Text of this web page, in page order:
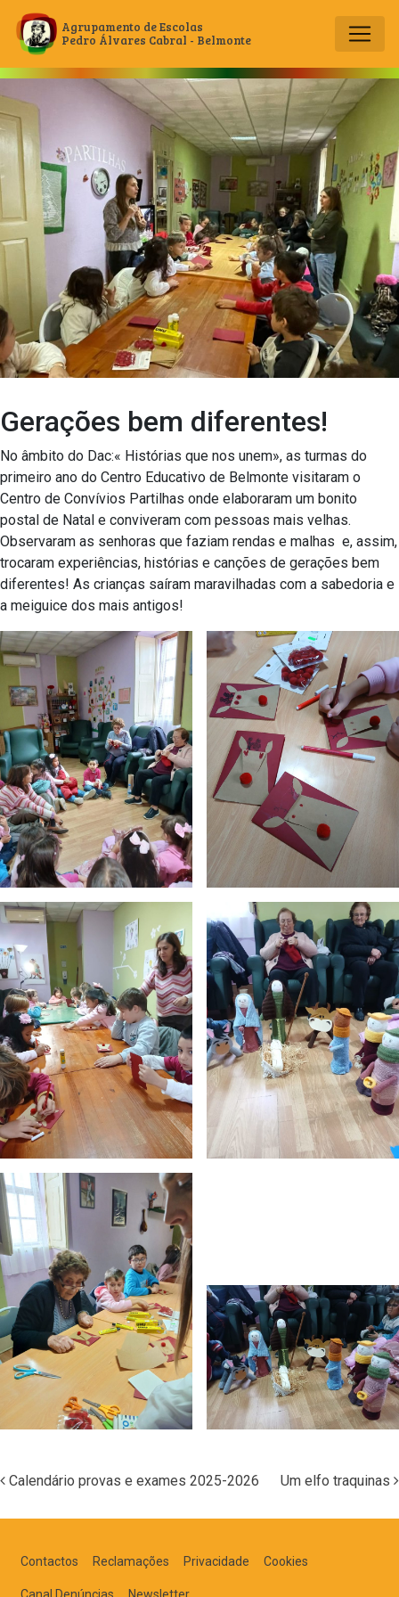
Main Navigation
Agrupamento de Escolas
Pedro Álvares Cabral - Belmonte
Gerações bem diferentes!
No âmbito do Dac:« Histórias que nos unem», as turmas do
primeiro ano do Centro Educativo de Belmonte visitaram o
Centro de Convívios Partilhas onde elaboraram um bonito
postal de Natal e conviveram com pessoas mais velhas.
Observaram as senhoras que faziam rendas e malhas e, assim,
trocaram experiências, histórias e canções de gerações bem
diferentes! As crianças saíram maravilhadas com a sabedoria e
a meiguice dos mais antigos!
Calendário provas e exames 2025-2026 Um elfo traquinas
Contactos Reclamações Privacidade Cookies